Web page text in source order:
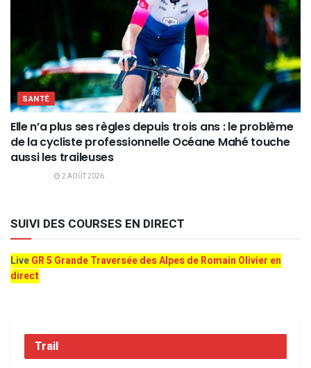
SANTÉ
Elle n’a plus ses règles depuis trois ans : le problème
de la cycliste professionnelle Océane Mahé touche
aussi les traileuses
2 AOÛT 2026
SUIVI DES COURSES EN DIRECT
LiveGR 5 Grande Traversée des Alpes de Romain Olivier en
direct
Trail